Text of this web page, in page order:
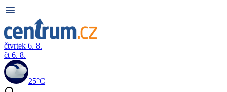
čtvrtek 6. 8.
čt 6. 8.
25°C